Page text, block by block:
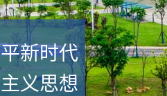
新时代
义思想